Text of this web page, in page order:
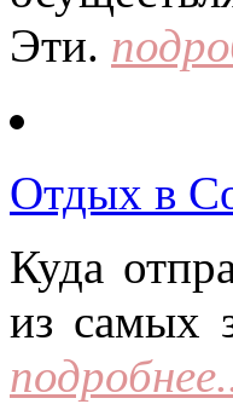
Эти.
Отдых в
Куда
из самых